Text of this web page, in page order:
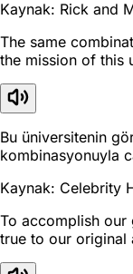
Kaynak: Rick and
The same
the mission of this
Bu üniversitenin
kombinasyonuyla
Kaynak: Celebrity
To accomplish our
true to our original